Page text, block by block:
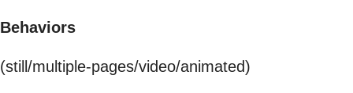
Behaviors
(still/multiple-pages/video/animated)